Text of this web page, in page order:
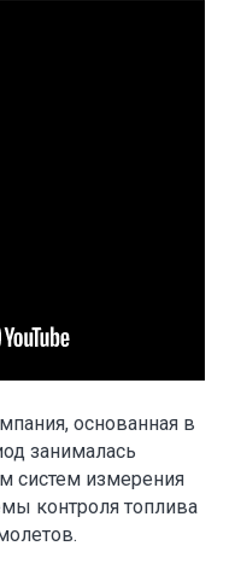
основанная в
занималась
систем измерения
контроля топлива